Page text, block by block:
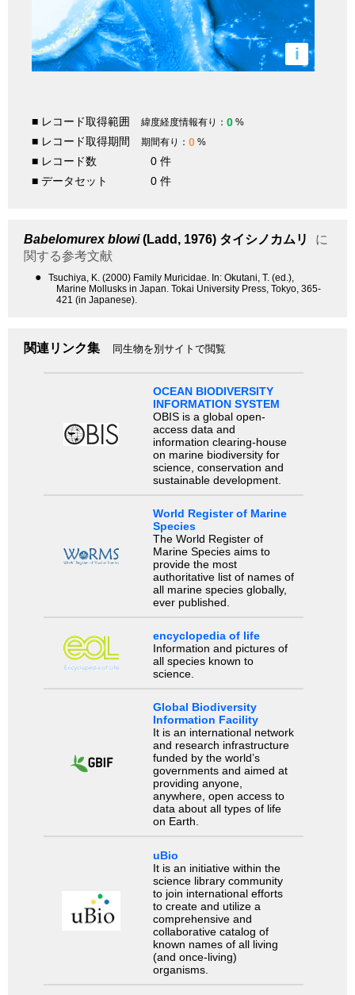
i
■ レコード取得範囲 緯度経度情報有り： 0 %
■ レコード取得期間 期間有り： 0 %
■ レコード数
0 件
■ データセット
0 件
Babelomurex blowi(Ladd, 1976) タイシノカムリ
に
関する参考文献
●
Tsuchiya, K. (2000) Family Muricidae. In: Okutani, T. (ed.),
Marine Mollusks in Japan. Tokai University Press, Tokyo, 365-
421 (in Japanese).
関連リンク集 同生物を別サイトで閲覧
OCEAN BIODIVERSITY
INFORMATION SYSTEM
OBIS is a global open-
access data and
information clearing-house
on marine biodiversity for
science, conservation and
sustainable development.
World Register of Marine
Species
The World Register of
Marine Species aims to
provide the most
authoritative list of names of
all marine species globally,
ever published.
encyclopedia of life
Information and pictures of
all species known to
science.
Global Biodiversity
Information Facility
It is an international network
and research infrastructure
funded by the world’s
governments and aimed at
providing anyone,
anywhere, open access to
data about all types of life
on Earth.
uBio
It is an initiative within the
science library community
to join international efforts
to create and utilize a
comprehensive and
collaborative catalog of
known names of all living
(and once-living)
organisms.